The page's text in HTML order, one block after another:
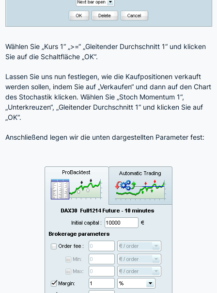
Wählen Sie „Kurs 1“ „>=“ „Gleitender Durchschnitt 1“ und klicken
Sie auf die Schaltfläche „OK“.
Lassen Sie uns nun festlegen, wie die Kaufpositionen verkauft
werden sollen, indem Sie auf „Verkaufen“ und dann auf den Chart
des Stochastik klicken. Wählen Sie „Stoch Momentum 1“,
„Unterkreuzen“, „Gleitender Durchschnitt 1“ und klicken Sie auf
„OK“.
Anschließend legen wir die unten dargestellten Parameter fest: